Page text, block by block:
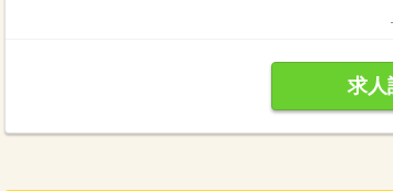
求人